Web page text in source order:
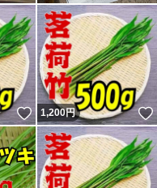
いいね！
1,200円